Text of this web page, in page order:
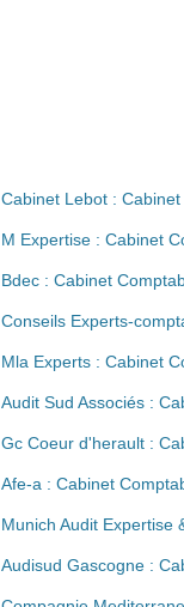
Cabinet Lebot :
M Expertise : Cabinet
Bdec : Cabinet
Conseils Experts-
Mla Experts : Cabinet
Audit Sud Associés :
Gc Coeur d'herault :
Afe-a : Cabinet
Munich Audit Expertise
Audisud Gascogne :